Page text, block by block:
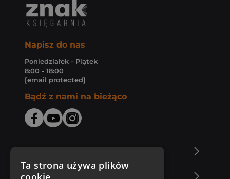
Napisz do nas
Poniedziałek - Piątek
8:00 - 18:00
[email protected]
Bądź z nami na bieżąco
Zakupy u nas
Ta strona używa plików